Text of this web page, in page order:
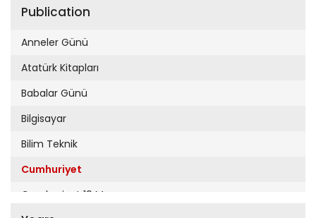
Publication
Anneler Günü
Atatürk Kitapları
Babalar Günü
Bilgisayar
Bilim Teknik
Cumhuriyet
Cumhuriyet 19 Mayıs